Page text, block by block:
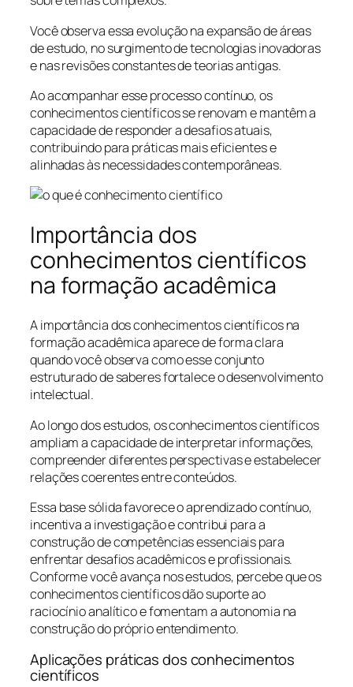
Você observa essa evolução na expansão de áreas
de estudo, no surgimento de tecnologias inovadoras
e nas revisões constantes de teorias antigas.
Ao acompanhar esse processo contínuo, os
conhecimentos científicos se renovam e mantêm a
capacidade de responder a desafios atuais,
contribuindo para práticas mais eficientes e
alinhadas às necessidades contemporâneas.
Importância dos
conhecimentos científicos
na formação acadêmica
A importância dos conhecimentos científicos na
formação acadêmica aparece de forma clara
quando você observa como esse conjunto
estruturado de saberes fortalece o desenvolvimento
intelectual.
Ao longo dos estudos, os conhecimentos científicos
ampliam a capacidade de interpretar informações,
compreender diferentes perspectivas e estabelecer
relações coerentes entre conteúdos.
Essa base sólida favorece o aprendizado contínuo,
incentiva a investigação e contribui para a
construção de competências essenciais para
enfrentar desafios acadêmicos e profissionais.
Conforme você avança nos estudos, percebe que os
conhecimentos científicos dão suporte ao
raciocínio analítico e fomentam a autonomia na
construção do próprio entendimento.
Aplicações práticas dos conhecimentos
científicos